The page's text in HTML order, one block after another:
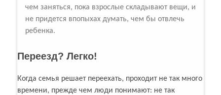
чем заняться, пока взрослые складывают вещи, и
не придется впопыхах думать, чем бы отвлечь
ребенка.
Переезд? Легко!
Когда семья решает переехать, проходит не так много
времени, прежде чем люди понимают: не так